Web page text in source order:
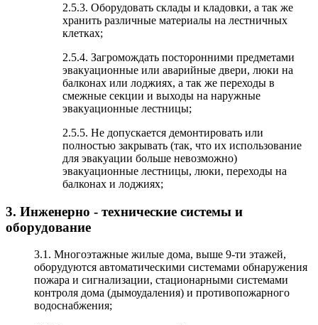
2.5.3. Оборудовать склады и кладовки, а так же
хранить различные материалы на лестничных
клетках;
2.5.4. Загромождать посторонними предметами
эвакуационные или аварийные двери, люки на
балконах или лоджиях, а так же переходы в
смежные секции и выходы на наружные
эвакуационные лестницы;
2.5.5. Не допускается демонтировать или
полностью закрывать (так, что их использование
для эвакуации больше невозможно)
эвакуационные лестницы, люки, переходы на
балконах и лоджиях;
3. Инженерно - технические системы и
оборудование
3.1. Многоэтажные жилые дома, выше 9-ти этажей,
оборудуются автоматическими системами обнаружения
пожара и сигнализации, стационарными системами
контроля дома (дымоудаления) и противопожарного
водоснабжения;